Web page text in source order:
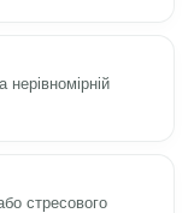
стресового